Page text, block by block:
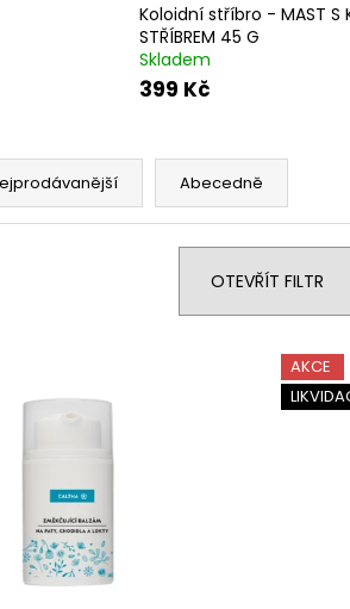
Koloidní stříbro - MAST S
STŘÍBREM 45 G
Skladem
399 Kč
Abecedně
OTEVŘÍT FILTR
AKCE
BRAINMAX MAGTEIN®, HOŘČÍK L-
TREONÁT, 90 ROSTLINNÝCH KAPSLÍ